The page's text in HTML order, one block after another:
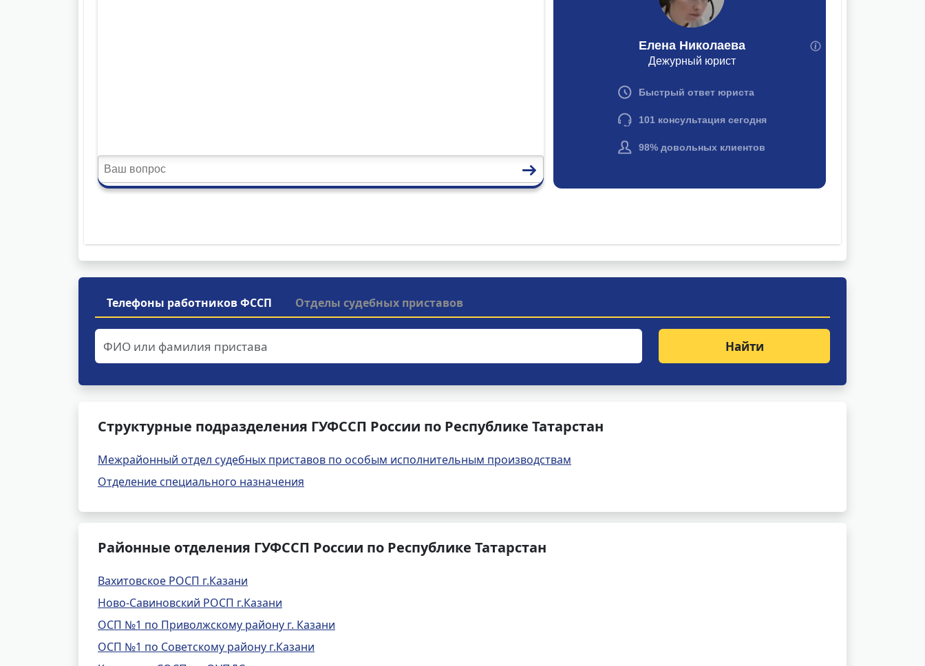
Телефоны работников ФССП Отделы судебных приставов
Найти
Структурные подразделения ГУФССП России по Республике Татарстан
Межрайонный отдел судебных приставов по особым исполнительным производствам
Отделение специального назначения
Районные отделения ГУФССП России по Республике Татарстан
Вахитовское РОСП г.Казани
Ново-Савиновский РОСП г.Казани
ОСП №1 по Приволжскому району г. Казани
ОСП №1 по Советскому району г.Казани